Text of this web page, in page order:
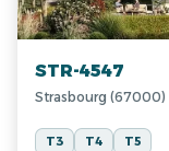
STR-4547
Strasbourg (67000)
T3 T4 T5